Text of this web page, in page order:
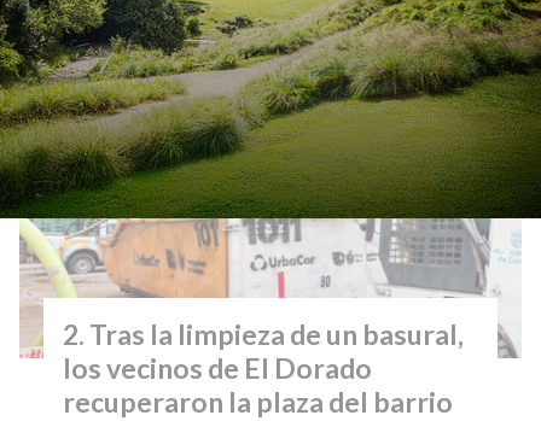
Tras la limpieza de un basural,
los vecinos de El Dorado
recuperaron la plaza del barrio